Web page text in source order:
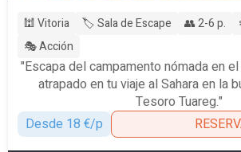
🕍 Vitoria 🏷️ Sala de Escape 👥 2-6 p.
🎭 Acción
"Escapa del campamento nómada en
atrapado en tu viaje al Sahara en la
Tesoro Tuareg."
Desde 18 €/p